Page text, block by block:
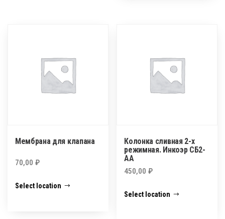
Мембрана для клапана
70,00 ₽
Select location
Колонка сливная 2-х
режимная. Инкоэр СБ2-
АА
450,00₽
Select location